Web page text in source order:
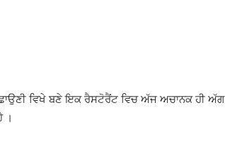
ਵਿਖੇ ਬਣੇ ਇਕ ਰੈਸਟੋਰੈਂਟ ਵਿਚ ਅੱਜ ਅਚਾਨਕ ਹੀ ਅੱਗ
।